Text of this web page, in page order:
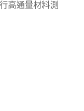
高通量材料測